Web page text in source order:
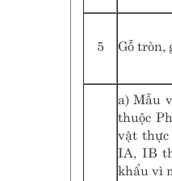
5 Gỗ tròn,
a) Mẫu
thuộc
vật thực
IA, IB
khẩu vì